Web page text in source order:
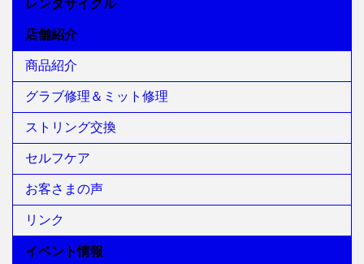
レンタサイクル
店舗紹介
商品紹介
グラブ修理＆ミット修理
ストリング交換
セルフケア
お客さまの声
リンク
イベント情報